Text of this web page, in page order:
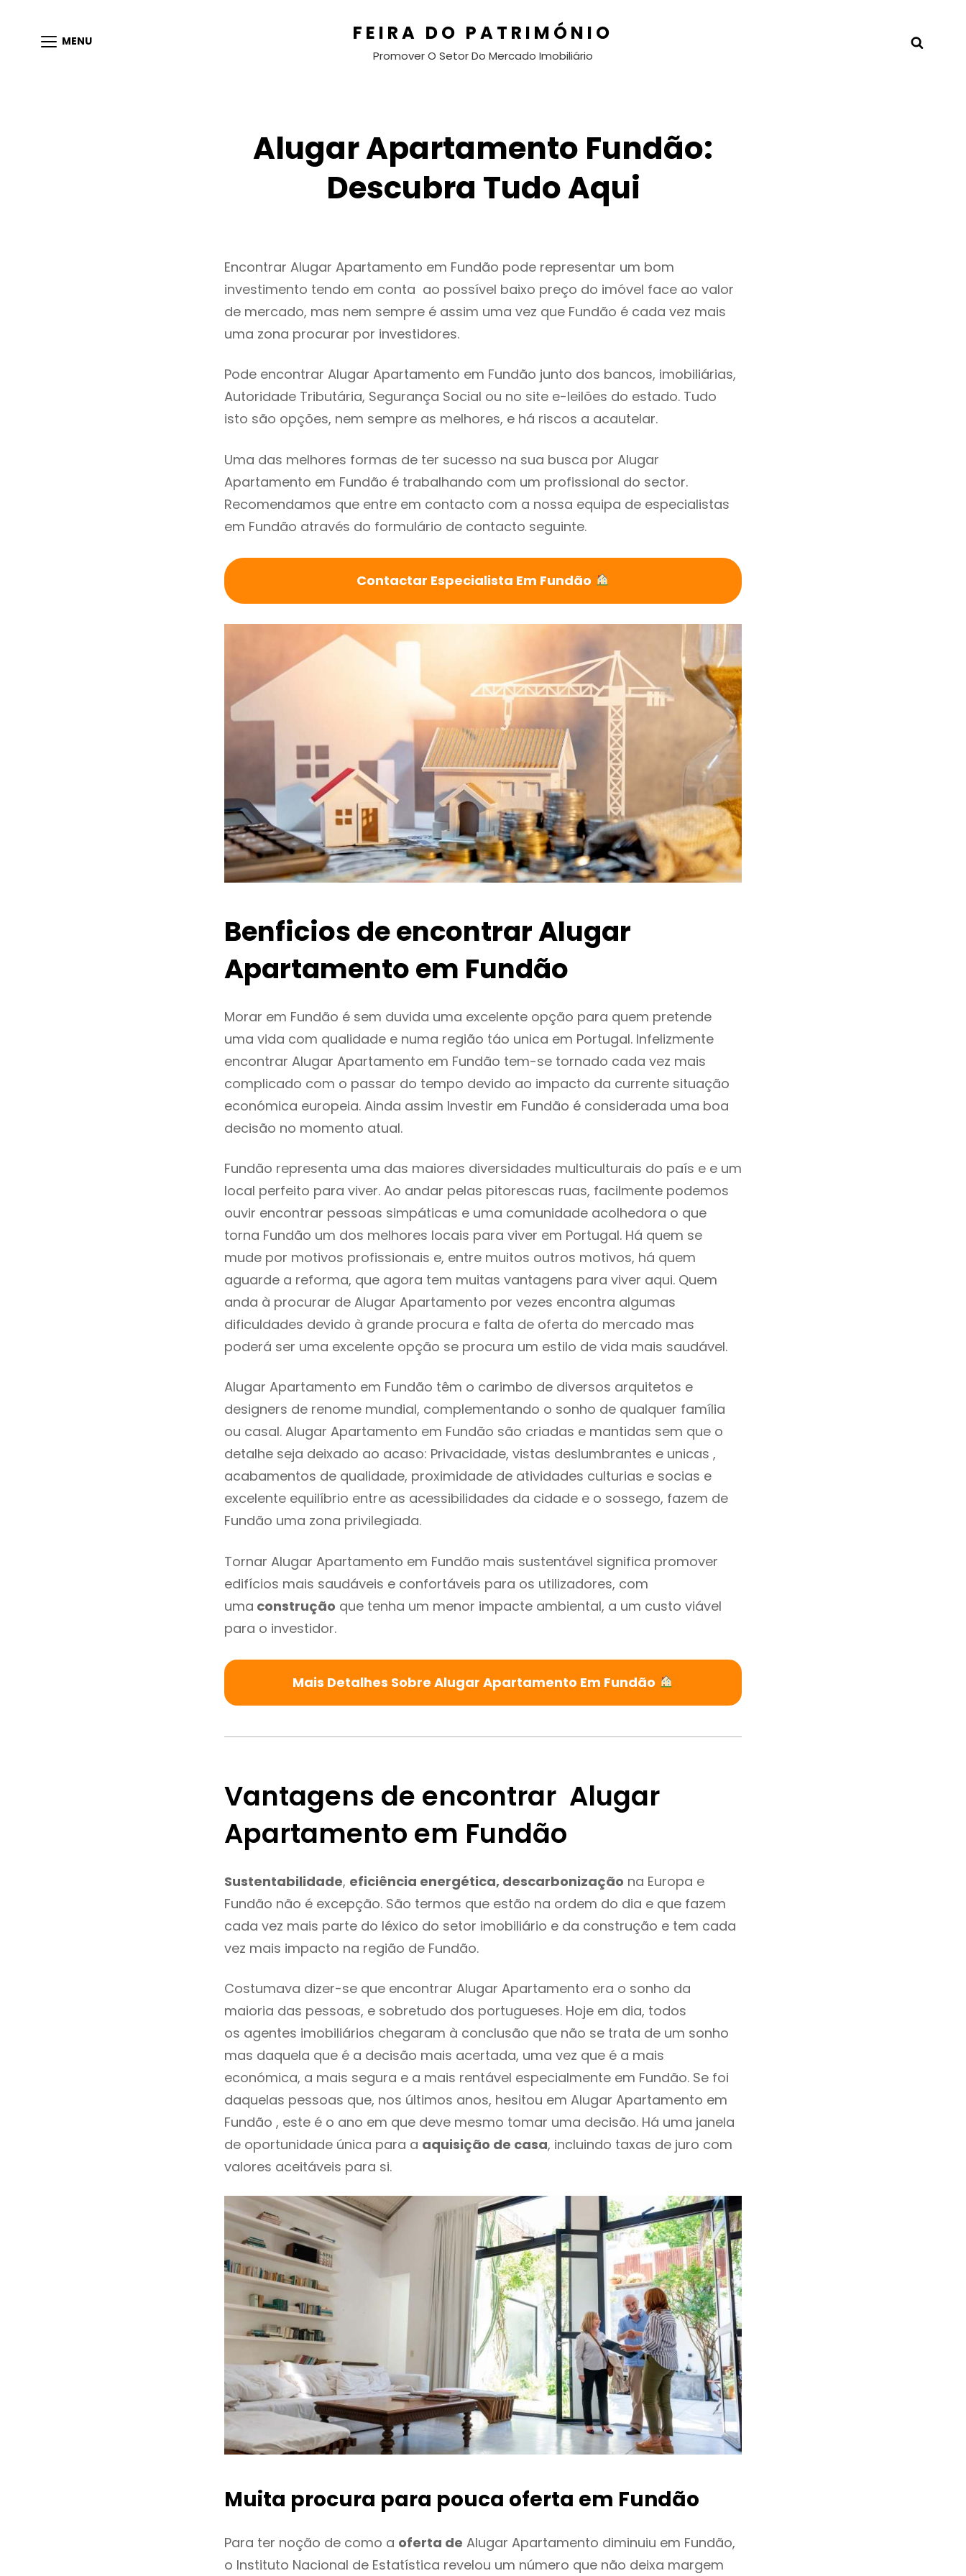
MENU FEIRA DO PATRIMÓNIO
Promover O Setor Do Mercado Imobiliário
Alugar Apartamento Fundão:
Descubra Tudo Aqui
Encontrar Alugar Apartamento em Fundão pode representar um bom
investimento tendo em conta ao possível baixo preço do imóvel face ao valor
de mercado, mas nem sempre é assim uma vez que Fundão é cada vez mais
uma zona procurar por investidores.
Pode encontrar Alugar Apartamento em Fundão junto dos bancos, imobiliárias,
Autoridade Tributária, Segurança Social ou no site e-leilões do estado. Tudo
isto são opções, nem sempre as melhores, e há riscos a acautelar.
Uma das melhores formas de ter sucesso na sua busca por Alugar
Apartamento em Fundão é trabalhando com um profissional do sector.
Recomendamos que entre em contacto com a nossa equipa de especialistas
em Fundão através do formulário de contacto seguinte.
Contactar Especialista Em Fundão
Benficios de encontrar Alugar
Apartamento em Fundão
Morar em Fundão é sem duvida uma excelente opção para quem pretende
uma vida com qualidade e numa região táo unica em Portugal. Infelizmente
encontrar Alugar Apartamento em Fundão tem-se tornado cada vez mais
complicado com o passar do tempo devido ao impacto da currente situação
económica europeia. Ainda assim Investir em Fundão é considerada uma boa
decisão no momento atual.
Fundão representa uma das maiores diversidades multiculturais do país e e um
local perfeito para viver. Ao andar pelas pitorescas ruas, facilmente podemos
ouvir encontrar pessoas simpáticas e uma comunidade acolhedora o que
torna Fundão um dos melhores locais para viver em Portugal. Há quem se
mude por motivos profissionais e, entre muitos outros motivos, há quem
aguarde a reforma, que agora tem muitas vantagens para viver aqui. Quem
anda à procurar de Alugar Apartamento por vezes encontra algumas
dificuldades devido à grande procura e falta de oferta do mercado mas
poderá ser uma excelente opção se procura um estilo de vida mais saudável.
Alugar Apartamento em Fundão têm o carimbo de diversos arquitetos e
designers de renome mundial, complementando o sonho de qualquer família
ou casal. Alugar Apartamento em Fundão são criadas e mantidas sem que o
detalhe seja deixado ao acaso: Privacidade, vistas deslumbrantes e unicas ,
acabamentos de qualidade, proximidade de atividades culturias e socias e
excelente equilíbrio entre as acessibilidades da cidade e o sossego, fazem de
Fundão uma zona privilegiada.
Tornar Alugar Apartamento em Fundão mais sustentável significa promover
edifícios mais saudáveis e confortáveis para os utilizadores, com
uma construção que tenha um menor impacte ambiental, a um custo viável
para o investidor.
Mais Detalhes Sobre Alugar Apartamento Em Fundão
Vantagens de encontrar Alugar
Apartamento em Fundão
Sustentabilidade, eficiência energética, descarbonização na Europa e
Fundão não é excepção. São termos que estão na ordem do dia e que fazem
cada vez mais parte do léxico do setor imobiliário e da construção e tem cada
vez mais impacto na região de Fundão.
Costumava dizer-se que encontrar Alugar Apartamento era o sonho da
maioria das pessoas, e sobretudo dos portugueses. Hoje em dia, todos
os agentes imobiliários chegaram à conclusão que não se trata de um sonho
mas daquela que é a decisão mais acertada, uma vez que é a mais
económica, a mais segura e a mais rentável especialmente em Fundão. Se foi
daquelas pessoas que, nos últimos anos, hesitou em Alugar Apartamento em
Fundão , este é o ano em que deve mesmo tomar uma decisão. Há uma janela
de oportunidade única para a aquisição de casa, incluindo taxas de juro com
valores aceitáveis para si.
Muita procura para pouca oferta em Fundão
Para ter noção de como a oferta de Alugar Apartamento diminuiu em Fundão,
o Instituto Nacional de Estatística revelou um número que não deixa margem